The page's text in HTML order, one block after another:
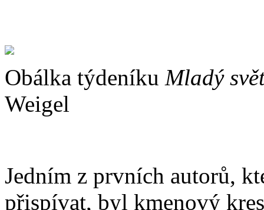
Obálka týdeníku Mladý
Weigel
Jedním z prvních autorů,
přispívat, byl kmenový